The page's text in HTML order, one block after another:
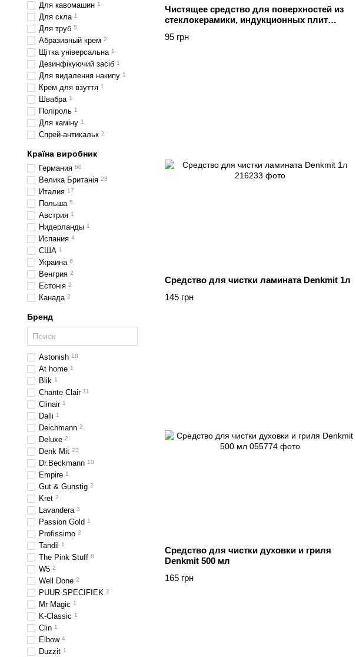
Чистящее средство для поверхностей из
стеклокерамики, индукционных плит
95 грн
Средство для чистки ламината Denkmit 1л
145 грн
Средство для чистки духовки и гриля
Denkmit 500 мл
165 грн
Для кавомашин 1
Для скла 1
Для труб 5
Абразивный крем 2
Щітка універсальна 1
Дезинфікуючий засіб 1
Для видалення накипу 1
Крем для взуття 1
Швабра 1
Поліроль 1
Для каміну 1
Спрей-антикальк 2
Країна виробник
Германия 60
Велика Британія 28
Италия 17
Польша 5
Австрия 1
Нидерланды 1
Испания 4
США 1
Украина 6
Венгрия 2
Естонія 2
Канада 2
Бренд
Astonish 18
At home 1
Blik 1
Chante Clair 11
Clinair 1
Dalli 1
Deichmann 2
Deluxe 2
Denk Mit 23
Dr.Beckmann 10
Empire 1
Gut & Gunstig 2
Kret 2
Lavandera 3
Passion Gold 1
Profissimo 2
Tandil 1
The Pink Stuff 8
W5 2
Well Done 2
PUUR SPECIFIEK 2
Mr Magic 1
K-Classic 1
Clin 1
Elbow 4
Duzzit 1